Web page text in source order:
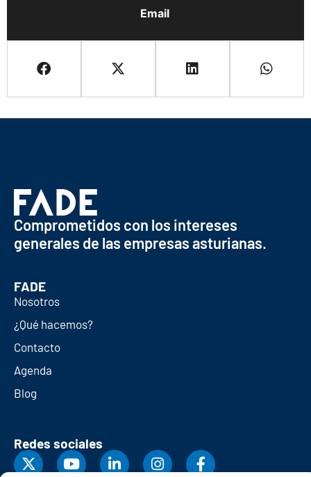
Email
Comprometidos con los intereses
generales de las empresas asturianas.
FADE
Nosotros
¿Qué hacemos?
Contacto
Agenda
Blog
Redes sociales